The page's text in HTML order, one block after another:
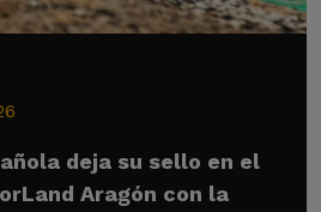
deja su sello en el
Aragón con la